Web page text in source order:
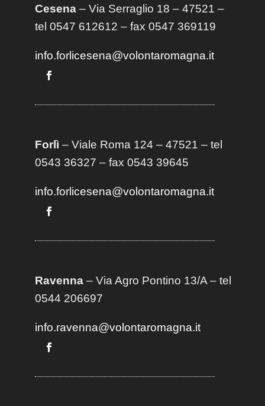
Cesena– Via Serraglio 18 – 47521 –
tel 0547 612612 – fax 0547 369119
info.forlicesena@volontaromagna.it
Forlì – Viale Roma 124 – 47521 – tel
0543 36327 – fax 0543 39645
info.forlicesena@volontaromagna.it
Ravenna– Via Agro Pontino 13/A– tel
0544 206697
info.ravenna@volontaromagna.it